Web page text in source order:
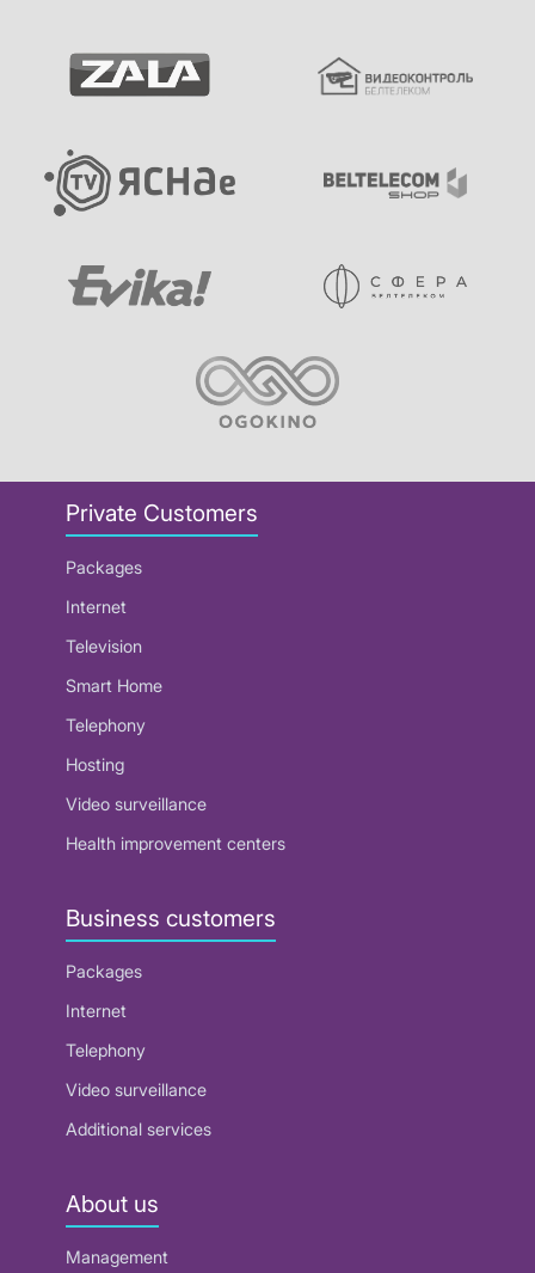
Private Customers
Packages
Internet
Television
Smart Home
Telephony
Hosting
Video surveillance
Health improvement centers
Business customers
Packages
Internet
Telephony
Video surveillance
Additional services
About us
Management